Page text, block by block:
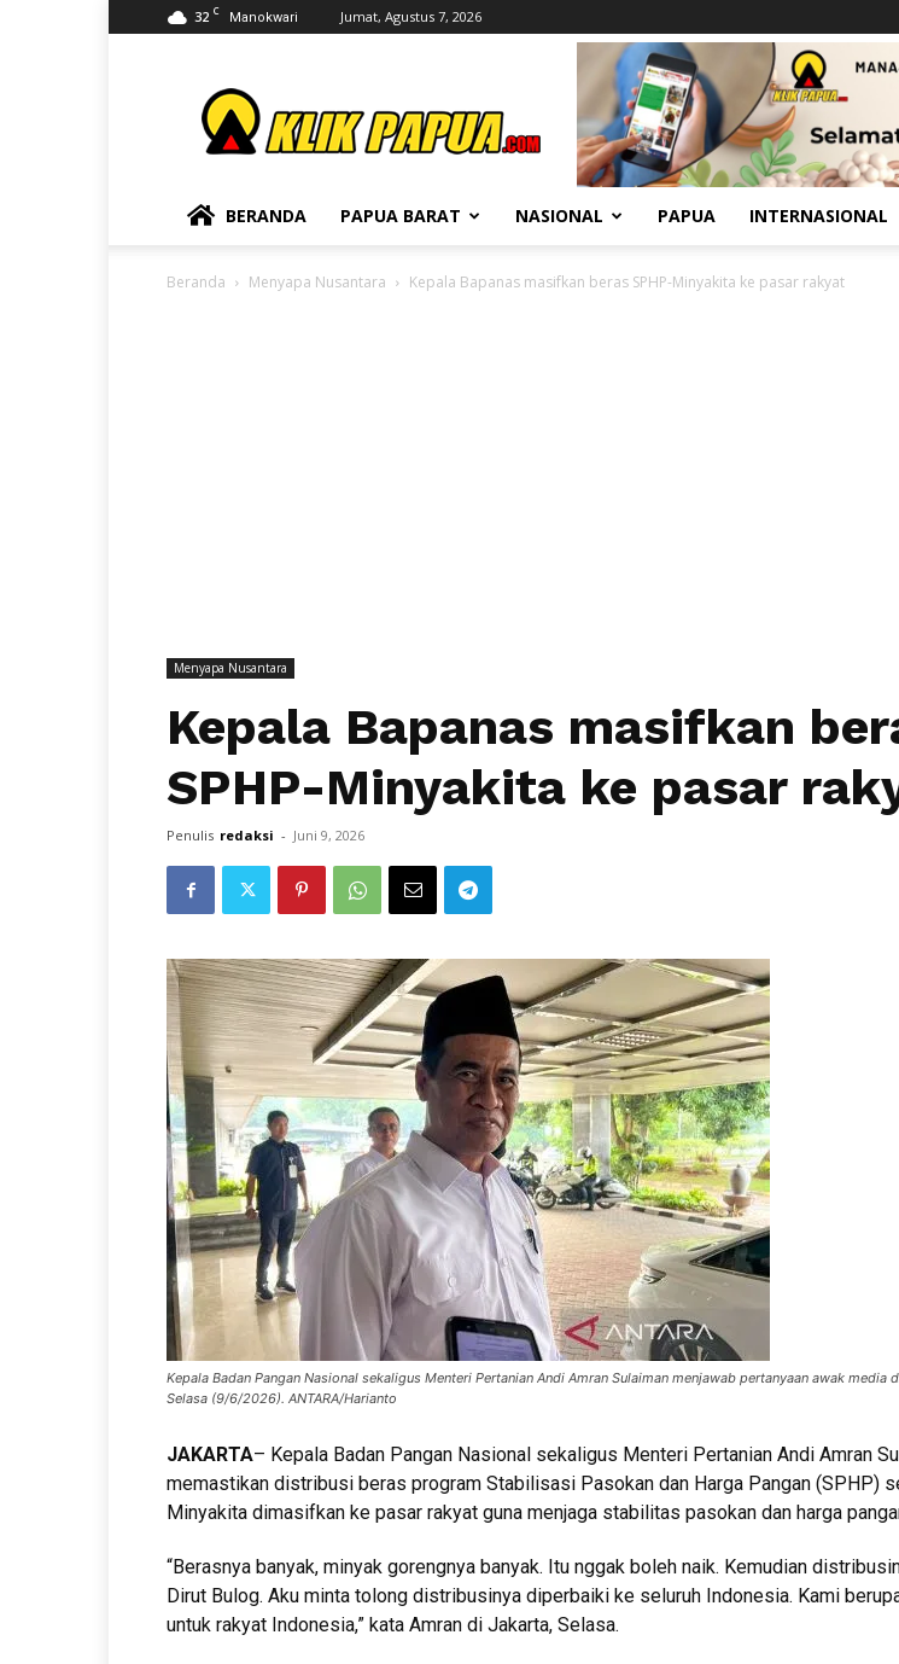
32 C Manokwari Jumat, Agustus 7, 2026
BERANDA PAPUA BARAT NASIONAL PAPUA INTERNASIONAL
Beranda Menyapa Nusantara Kepala Bapanas masifkan beras SPHP-Minyakita ke pasar rakyat
Menyapa Nusantara
Kepala Bapanas masifkan
SPHP-Minyakita ke pasar
Penulis redaksi - Juni 9, 2026
Kepala Badan Pangan Nasional sekaligus Menteri Pertanian Andi Amran Sulaiman menjawab pertanyaan awak media
Selasa (9/6/2026). ANTARA/Harianto
JAKARTA– Kepala Badan Pangan Nasional sekaligus Menteri Pertanian Andi Amran
memastikan distribusi beras program Stabilisasi Pasokan dan Harga Pangan (SPHP)
Minyakita dimasifkan ke pasar rakyat guna menjaga stabilitas pasokan dan harga
“Berasnya banyak, minyak gorengnya banyak. Itu nggak boleh naik. Kemudian
Dirut Bulog. Aku minta tolong distribusinya diperbaiki ke seluruh Indonesia. Kami
untuk rakyat Indonesia,” kata Amran di Jakarta, Selasa.